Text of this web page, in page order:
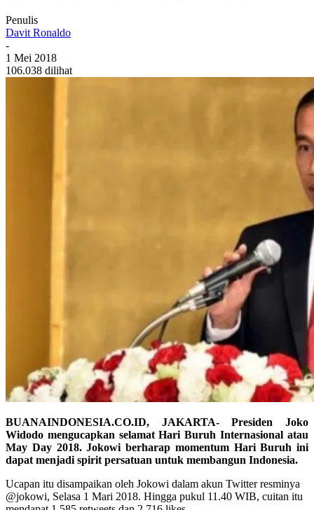
Penulis
Davit Ronaldo
-
1 Mei 2018
106.038 dilihat
BUANAINDONESIA.CO.ID, JAKARTA- Presiden Joko
Widodo mengucapkan selamat Hari Buruh Internasional atau
May Day 2018. Jokowi berharap momentum Hari Buruh ini
dapat menjadi spirit persatuan untuk membangun Indonesia.
Ucapan itu disampaikan oleh Jokowi dalam akun Twitter resminya
@jokowi, Selasa 1 Mari 2018. Hingga pukul 11.40 WIB, cuitan itu